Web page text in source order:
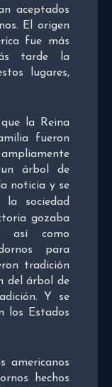
aceptados
El origen
fue más
tarde la
lugares,
la Reina
fueron
un árbol de
noticia y se
sociedad
gozaba
así como
para
tradición
del árbol de
Y se
los Estados
americanos
hechos